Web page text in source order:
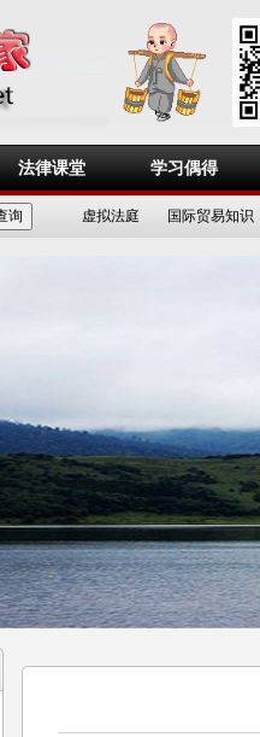
法律课堂 学习偶得
虚拟法庭 国际贸易知识